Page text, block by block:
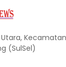
(SulSel)